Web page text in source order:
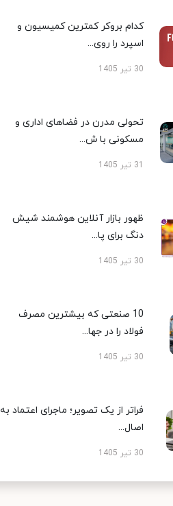
کدام بروکر کمترین کمیسیون و
اسپرد را روی...
30 تیر 1405
تحولی مدرن در فضاهای اداری و
مسکونی با ش...
31 تیر 1405
ظهور بازار آنلاین هوشمند شیش
دنگ برای پا...
30 تیر 1405
10 صنعتی که بیشترین مصرف
فولاد را در جها...
30 تیر 1405
فراتر از یک تصویر؛ ماجرای اعتماد به
اصال...
30 تیر 1405